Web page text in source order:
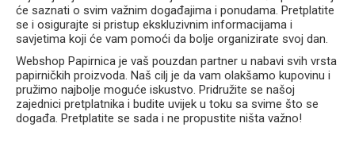
će saznati o svim važnim događajima i ponudama. Pretplatite
se i osigurajte si pristup ekskluzivnim informacijama i
savjetima koji će vam pomoći da bolje organizirate svoj dan.
Webshop Papirnica je vaš pouzdan partner u nabavi svih vrsta
papirničkih proizvoda. Naš cilj je da vam olakšamo kupovinu i
pružimo najbolje moguće iskustvo. Pridružite se našoj
zajednici pretplatnika i budite uvijek u toku sa svime što se
događa. Pretplatite se sada i ne propustite ništa važno!